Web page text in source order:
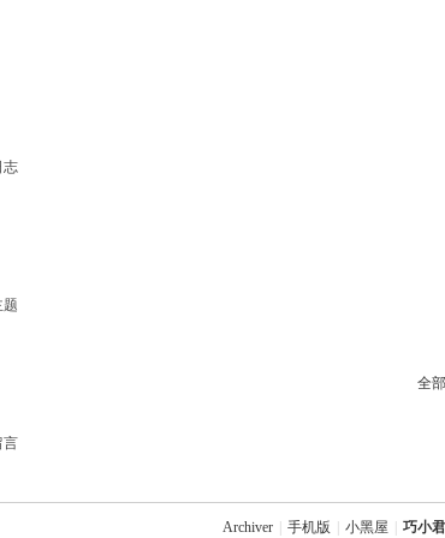
志
题
全部
言
Archiver 手机版 小黑屋 巧小